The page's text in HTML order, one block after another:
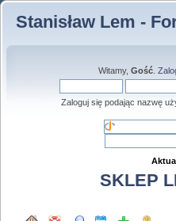
Stanisław Lem -
Witamy, Gość.
Zaloguj się podając nazwę
SKLEP